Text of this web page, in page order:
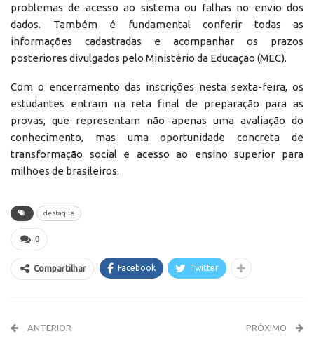
problemas de acesso ao sistema ou falhas no envio dos
dados. Também é fundamental conferir todas as
informações cadastradas e acompanhar os prazos
posteriores divulgados pelo Ministério da Educação (MEC).
Com o encerramento das inscrições nesta sexta-feira, os
estudantes entram na reta final de preparação para as
provas, que representam não apenas uma avaliação do
conhecimento, mas uma oportunidade concreta de
transformação social e acesso ao ensino superior para
milhões de brasileiros.
destaque
0
Compartilhar Facebook Twitter
ANTERIOR PRÓXIMO